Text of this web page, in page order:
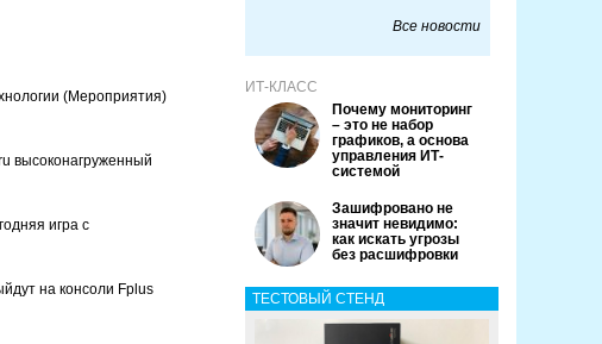
(Мероприятия)
высоконагруженный
игра с
на консоли Fplus
Все новости
ИТ-КЛАСС
Почему мониторинг
– это не набор
графиков, а основа
управления ИТ-
системой
Зашифровано не
значит невидимо:
как искать угрозы
без расшифровки
ТЕСТОВЫЙ СТЕНД